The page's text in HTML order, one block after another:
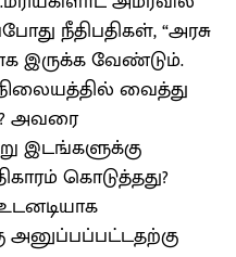
நீதிபதிகள், “அரசு
இருக்க வேண்டும்.
வைத்து
அவரை
இடங்களுக்கு
கொடுத்தது?
அனுப்பப்பட்டதற்கு